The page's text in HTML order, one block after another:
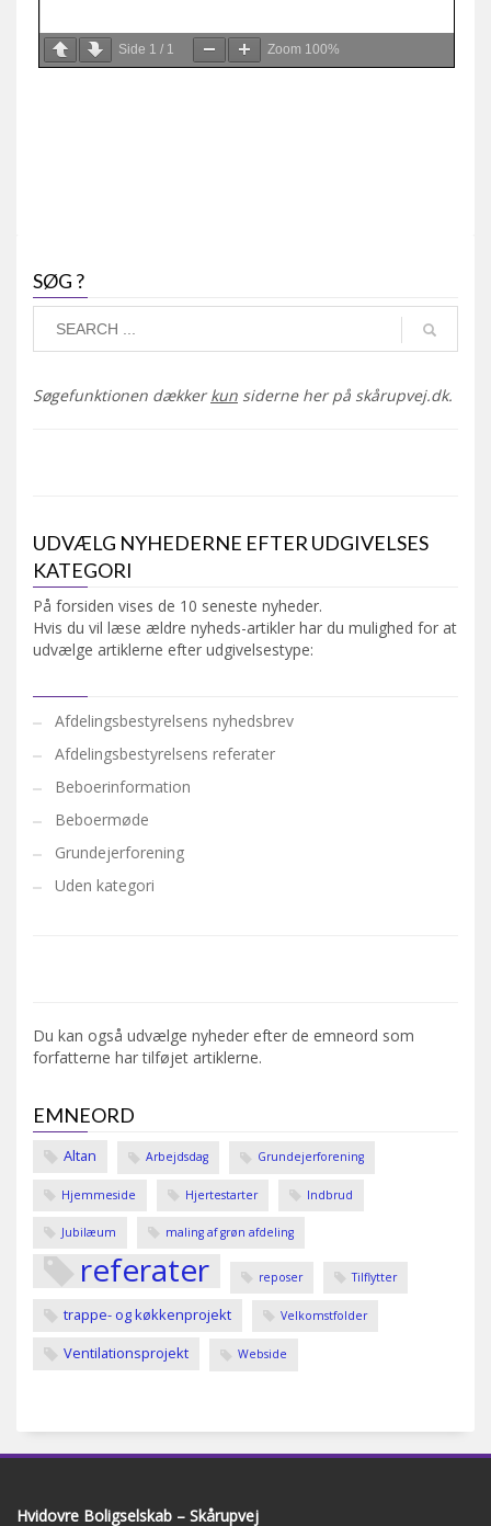
Side 1 / 1 Zoom 100%
SØG ?
Søgefunktionen dækkerkun siderne her på skårupvej.dk.
UDVÆLG NYHEDERNE EFTER UDGIVELSES
KATEGORI
På forsiden vises de 10 seneste nyheder.
Hvis du vil læse ældre nyheds-artikler har du mulighed for at
udvælge artiklerne efter udgivelsestype:
Afdelingsbestyrelsens nyhedsbrev
Afdelingsbestyrelsens referater
Beboerinformation
Beboermøde
Grundejerforening
Uden kategori
Du kan også udvælge nyheder efter de emneord som
forfatterne har tilføjet artiklerne.
EMNEORD
Altan Arbejdsdag Grundejerforening
Hjemmeside Hjertestarter Indbrud
Jubilæum maling af grøn afdeling
referater reposer Tilflytter
trappe- og køkkenprojekt Velkomstfolder
Ventilationsprojekt Webside
Hvidovre Boligselskab – Skårupvej